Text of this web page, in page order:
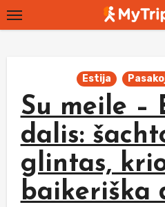
Skip
to
Estija
Su meile –
dalis:
glintas,
baikeriška